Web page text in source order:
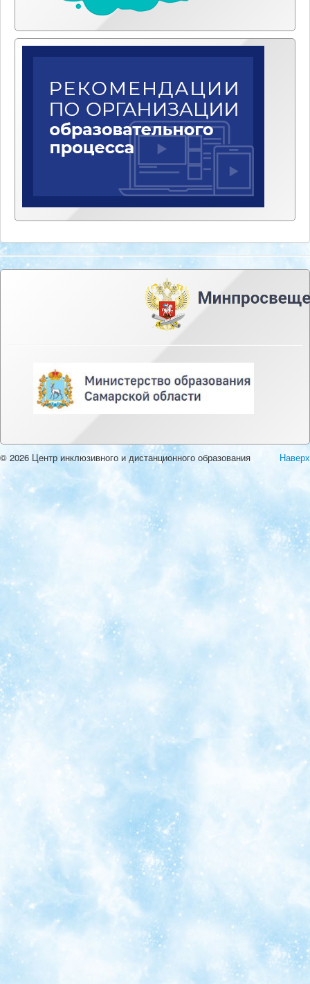
Наверх
© 2026 Центр инклюзивного и дистанционного образования